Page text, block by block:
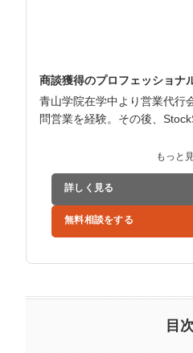
マーケマネージャー
カスタマーサクセスマネージャー
内部監査室長
募集要項一覧
商談獲得のプロフェッショナ
青山学院在学中より営業代行
問営業を経験。その後、
インサイドセールス立ち上げ
ど営業支援を担当。
学生時代からに代表岩野の社
3社の事業責任者も務めてお
趣味はキックボクシング。ア
もっと
詳しく見る
無料相談をする
目次